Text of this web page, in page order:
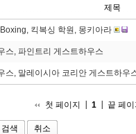
제목
킥복싱 학원, 몽키아라
스, 파인트리 게스트하우스
스, 말레이시아 코리안 게스트하우
첫 페이지 1 끝 페
취소